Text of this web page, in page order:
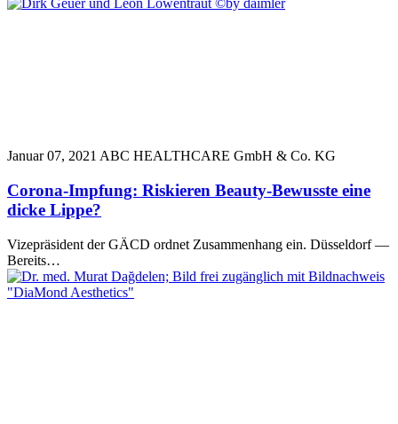
Januar 07, 2021 ABC HEALTHCARE GmbH & Co. KG
Corona-Impfung: Riskieren Beauty-Bewusste eine
dicke Lippe?
Vizepräsident der GÄCD ordnet Zusammenhang ein. Düsseldorf —
Bereits…